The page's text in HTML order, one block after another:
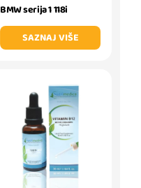
BMW serija 1 118i
SAZNAJ VIŠE